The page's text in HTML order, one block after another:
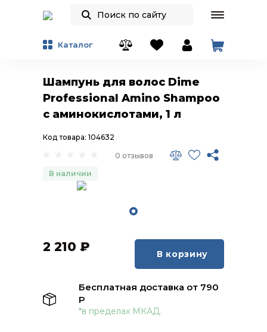
Каталог
Шампунь для волос Dime
Professional Amino Shampoo
с аминокислотами, 1 л
0 отзывов
Код товара: 104632
В наличии
2 210 ₽ В корзину
Бесплатная доставка от 790
Р
*в пределах МКАД.